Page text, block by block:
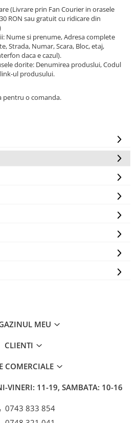
(Livrare prin Fan Courier in orasele
RON sau gratuit cu ridicare din
Nume si prenume, Adresa complete
Strada, Numar, Scara, Bloc, etaj,
daca e cazul).
dorite: Denumirea produslui, Codul
ul produsului.
pentru o comanda.
MEU
CLIENTI
COMERCIALE
VINERI: 11-19, SAMBATA: 10-16
0743 833 854